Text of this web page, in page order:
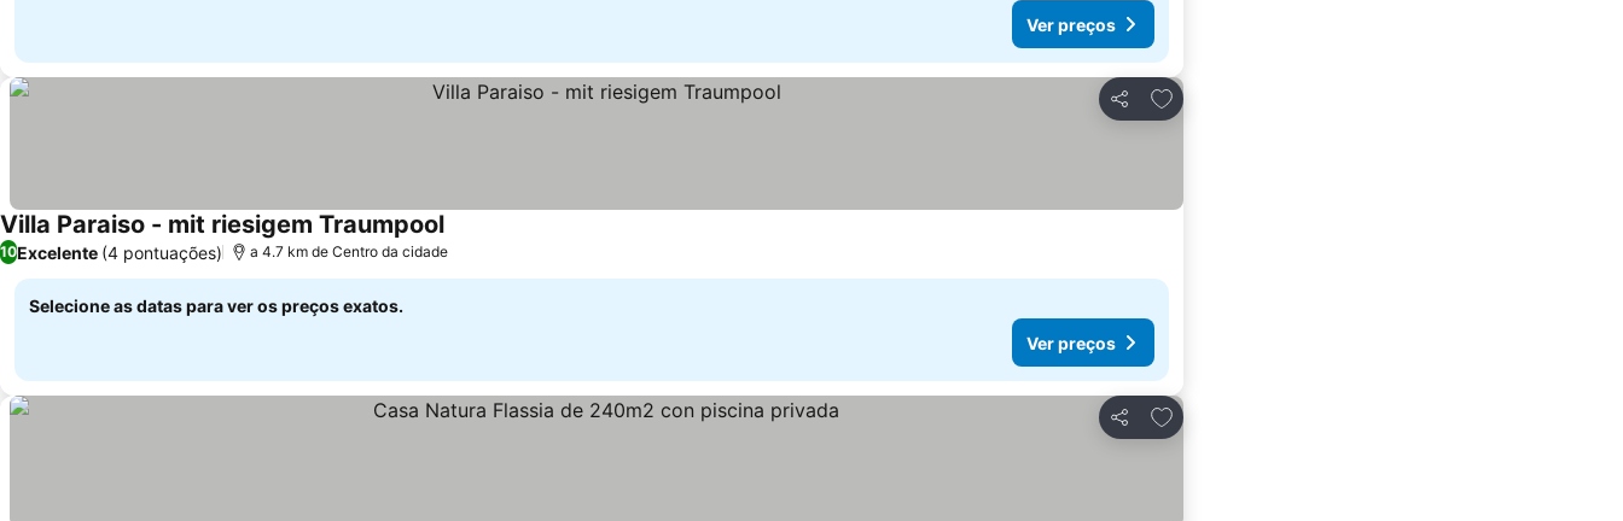
Ver preços
Partilhar
Adicionar aos favoritos
Villa Paraiso - mit riesigem TraumpoolVer preços
10Excelente (4 pontuações) a 4.7 km de Centro da cidade
Selecione as datas para ver os preços exatos.
Ver preços
Partilhar
Adicionar aos favoritos